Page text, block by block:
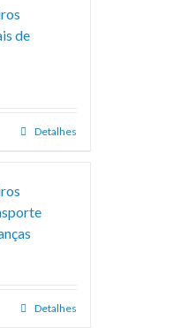
de
Detalhes
Detalhes